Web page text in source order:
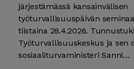
järjestämässä kansainvälisen
työturvallisuuspäivän
tiistaina 28.4.2026.
Työturvallisuuskeskus ja sen
sosiaaliturvaministeri Sanni…